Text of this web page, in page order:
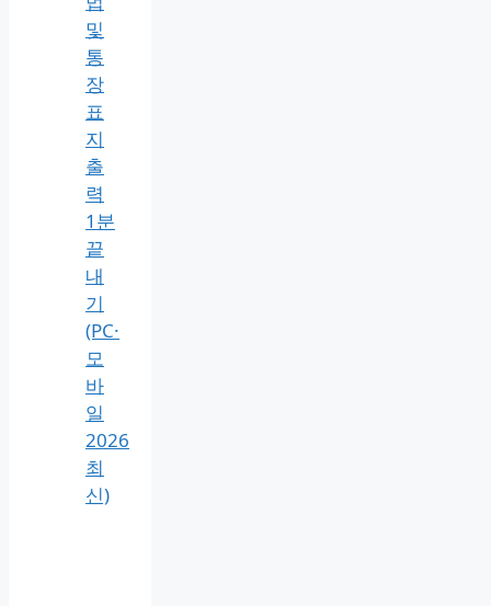
통
장
사
본
발
급
2가
지
방
법
및
통
장
표
지
출
력
1분
끝